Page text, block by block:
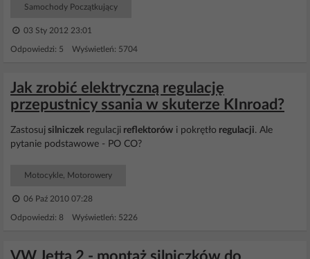
Samochody Początkujący
03 Sty 2012 23:01
Odpowiedzi: 5 Wyświetleń: 5704
Jak zrobić elektryczną regulację
przepustnicy ssania w skuterze KInroad?
Zastosuj silniczek regulacji reflektorów i pokrętło regulacji. Ale
pytanie podstawowe - PO CO?
Motocykle, Motorowery
06 Paź 2010 07:28
Odpowiedzi: 8 Wyświetleń: 5226